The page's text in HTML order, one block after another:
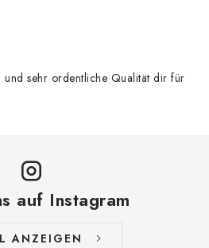
und sehr ordentliche Qualität dir für
auf Instagram
ANZEIGEN